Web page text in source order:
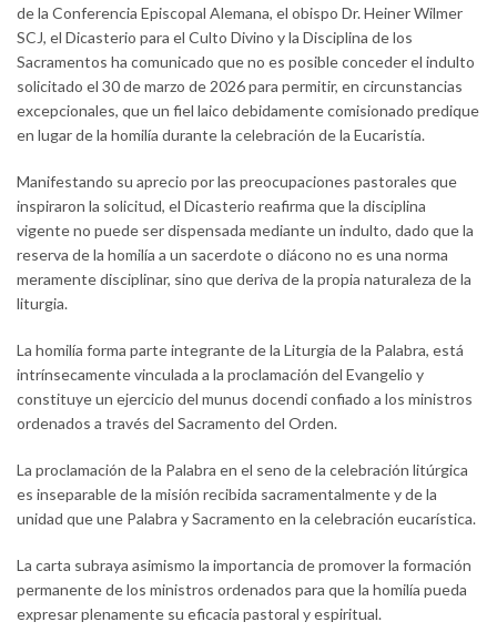
de la Conferencia Episcopal Alemana, el obispo Dr. Heiner Wilmer
SCJ, el Dicasterio para el Culto Divino y la Disciplina de los
Sacramentos ha comunicado que no es posible conceder el indulto
solicitado el 30 de marzo de 2026 para permitir, en circunstancias
excepcionales, que un fiel laico debidamente comisionado predique
en lugar de la homilía durante la celebración de la Eucaristía.
Manifestando su aprecio por las preocupaciones pastorales que
inspiraron la solicitud, el Dicasterio reafirma que la disciplina
vigente no puede ser dispensada mediante un indulto, dado que la
reserva de la homilía a un sacerdote o diácono no es una norma
meramente disciplinar, sino que deriva de la propia naturaleza de la
liturgia.
La homilía forma parte integrante de la Liturgia de la Palabra, está
intrínsecamente vinculada a la proclamación del Evangelio y
constituye un ejercicio del munus docendi confiado a los ministros
ordenados a través del Sacramento del Orden.
La proclamación de la Palabra en el seno de la celebración litúrgica
es inseparable de la misión recibida sacramentalmente y de la
unidad que une Palabra y Sacramento en la celebración eucarística.
La carta subraya asimismo la importancia de promover la formación
permanente de los ministros ordenados para que la homilía pueda
expresar plenamente su eficacia pastoral y espiritual.